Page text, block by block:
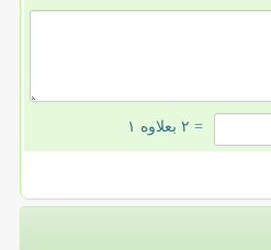
= ۲ بعلاوه ۱